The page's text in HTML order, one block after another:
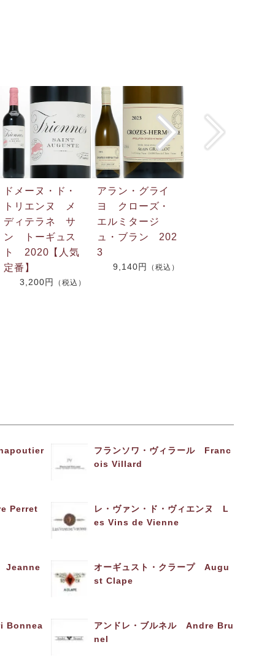
ドメーヌ・ド・
トリエンヌ メ
ディテラネ サ
ン トーギュス
ト 2020【人気
定番】
3,200円 （税込）
アラン・グライ
ヨ クローズ・
エルミタージ
ュ・ブラン 202
3
9,140円 （税込）
フランソワ・ヴィラール Franc
ois Villard
Perret
レ・ヴァン・ド・ヴィエンヌ L
es Vins de Vienne
Jeanne
オーギュスト・クラープ Augu
st Clape
Bonnea
アンドレ・ブルネル Andre Bru
nel